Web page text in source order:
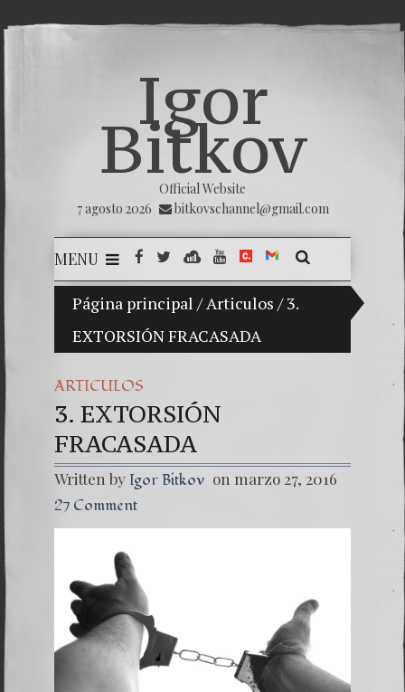
Igor
Bitkov
Official Website
7 agosto 2026
bitkovschannel@gmail.com
MENU
Página principal /Articulos / 3.
EXTORSIÓN FRACASADA
Mi hijo Vladimir Bitkov, una promesa del tenis
Una
7.
ARTICULOS
3. EXTORSIÓN
FRACASADA
Written by Igor Bitkov on marzo 27, 2016
27 Comment